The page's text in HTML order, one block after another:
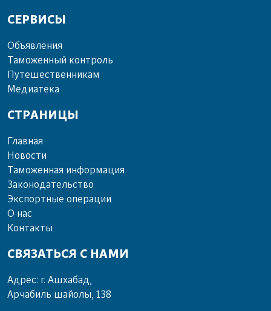
СЕРВИСЫ
Объ­яв­ле­ния
Та­мо­жен­ный кон­троль
Пу­те­шест­вен­ни­кам
Ме­диа­те­ка
СТРАНИЦЫ
Главная
Новости
Таможенная информация
Законодательство
Экспортные операции
О нас
Контакты
СВЯЗАТЬСЯ С НАМИ
Адрес: г. Ашхабад,
Арчабиль шайолы, 138